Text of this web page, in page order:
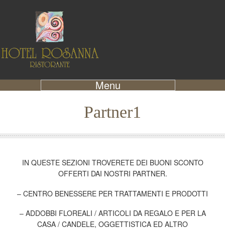
Menu
Partner1
IN QUESTE SEZIONI TROVERETE DEI BUONI SCONTO
OFFERTI DAI NOSTRI PARTNER.
– CENTRO BENESSERE PER TRATTAMENTI E PRODOTTI
– ADDOBBI FLOREALI / ARTICOLI DA REGALO E PER LA
CASA / CANDELE, OGGETTISTICA ED ALTRO